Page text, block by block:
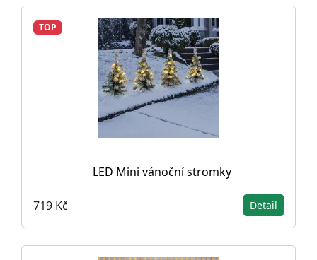
TOP
LED Mini vánoční stromky
719 Kč Detail